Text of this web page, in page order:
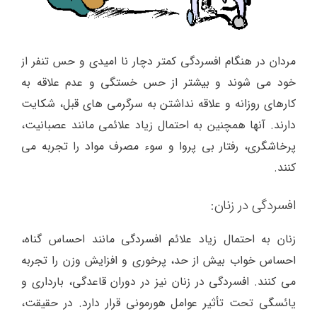
مردان در هنگام افسردگی کمتر دچار نا امیدی و حس تنفر از
خود می شوند و بیشتر از حس خستگی و عدم علاقه به
کارهای روزانه و علاقه نداشتن به سرگرمی های قبل، شکایت
دارند. آنها همچنین به احتمال زیاد علائمی مانند عصبانیت،
پرخاشگری، رفتار بی پروا و سوء مصرف مواد را تجربه می
کنند.
افسردگی در زنان:
زنان به احتمال زیاد علائم افسردگی مانند احساس گناه،
احساس خواب بیش از حد، پرخوری و افزایش وزن را تجربه
می کنند. افسردگی در زنان نیز در دوران قاعدگی، بارداری و
یائسگی تحت تأثیر عوامل هورمونی قرار دارد. در حقیقت،